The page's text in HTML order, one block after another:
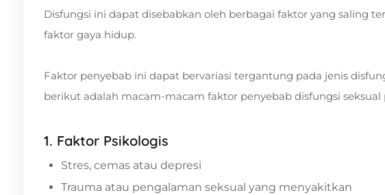
Disfungsi ini dapat disebabkan oleh berbagai faktor yang saling
faktor gaya hidup.
Faktor penyebab ini dapat bervariasi tergantung pada jenis
berikut adalah macam-macam faktor penyebab disfungsi seksual
1. Faktor Psikologis
Stres, cemas atau depresi
Trauma atau pengalaman seksual yang menyakitkan